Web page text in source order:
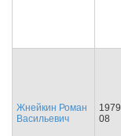
Жнейкин Роман
Васильевич
08